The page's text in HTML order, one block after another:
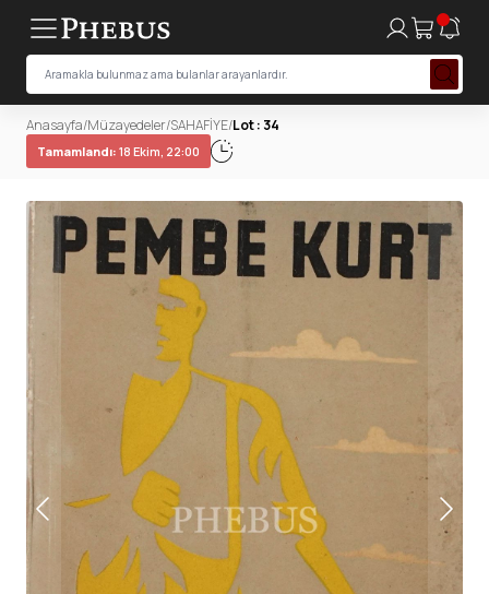
Anasayfa/Müzayedeler/SAHAFİYE/Lot : 34
Tamamlandı: 18 Ekim, 22:00